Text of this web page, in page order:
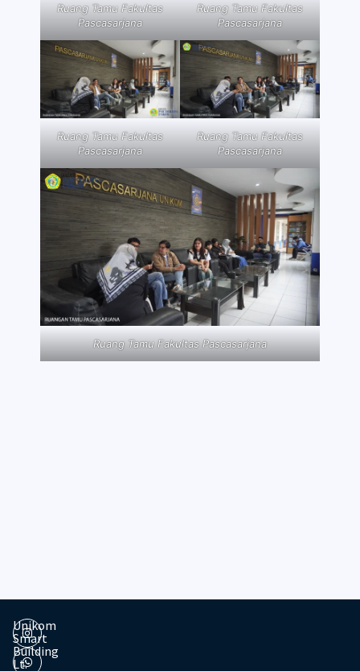
Ruang Tamu Fakultas
Pascasarjana
Ruang Tamu Fakultas
Pascasarjana
Ruang Tamu Fakultas
Pascasarjana
Ruang Tamu Fakultas
Pascasarjana
Ruang Tamu Fakultas Pascasarjana
Unikom
Smart
Building
Lt.